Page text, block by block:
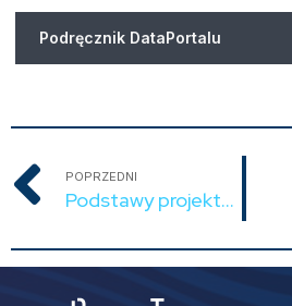
Podręcznik DataPortalu
POPRZEDNI
Podstawy projektowania